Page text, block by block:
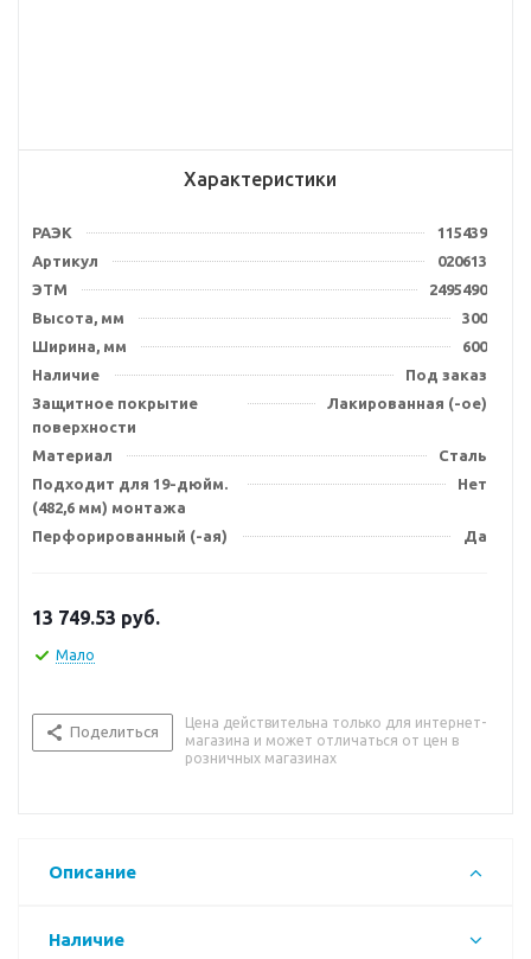
Характеристики
РАЭК
115439
Артикул
020613
ЭТМ
2495490
Высота, мм
300
Ширина, мм
600
Наличие
Под заказ
Защитное покрытие
поверхности
Лакированная (-ое)
Материал
Сталь
Подходит для 19-дюйм.
(482,6 мм) монтажа
Нет
Перфорированный (-ая) Да
13 749.53 руб.
Мало
Поделиться
Цена действительна только для интернет-
магазина и может отличаться от цен в
розничных магазинах
Описание
Наличие